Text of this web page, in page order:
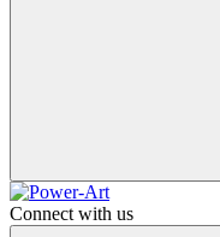
Connect with us